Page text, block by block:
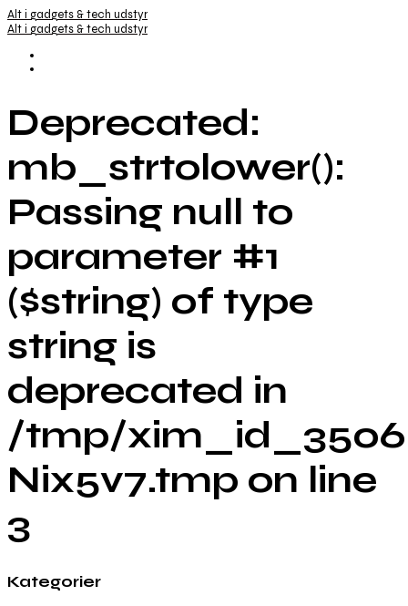
Alt i gadgets & tech udstyr
Alt i gadgets & tech udstyr
Deprecated:
mb_strtolower():
Passing null to
parameter #1
($string) of type
string is
deprecated in
/tmp/
Nix5v7.tmp on line
3
Kategorier